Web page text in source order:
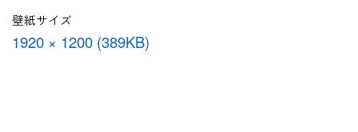
壁紙サイズ
1920 × 1200 (389KB)